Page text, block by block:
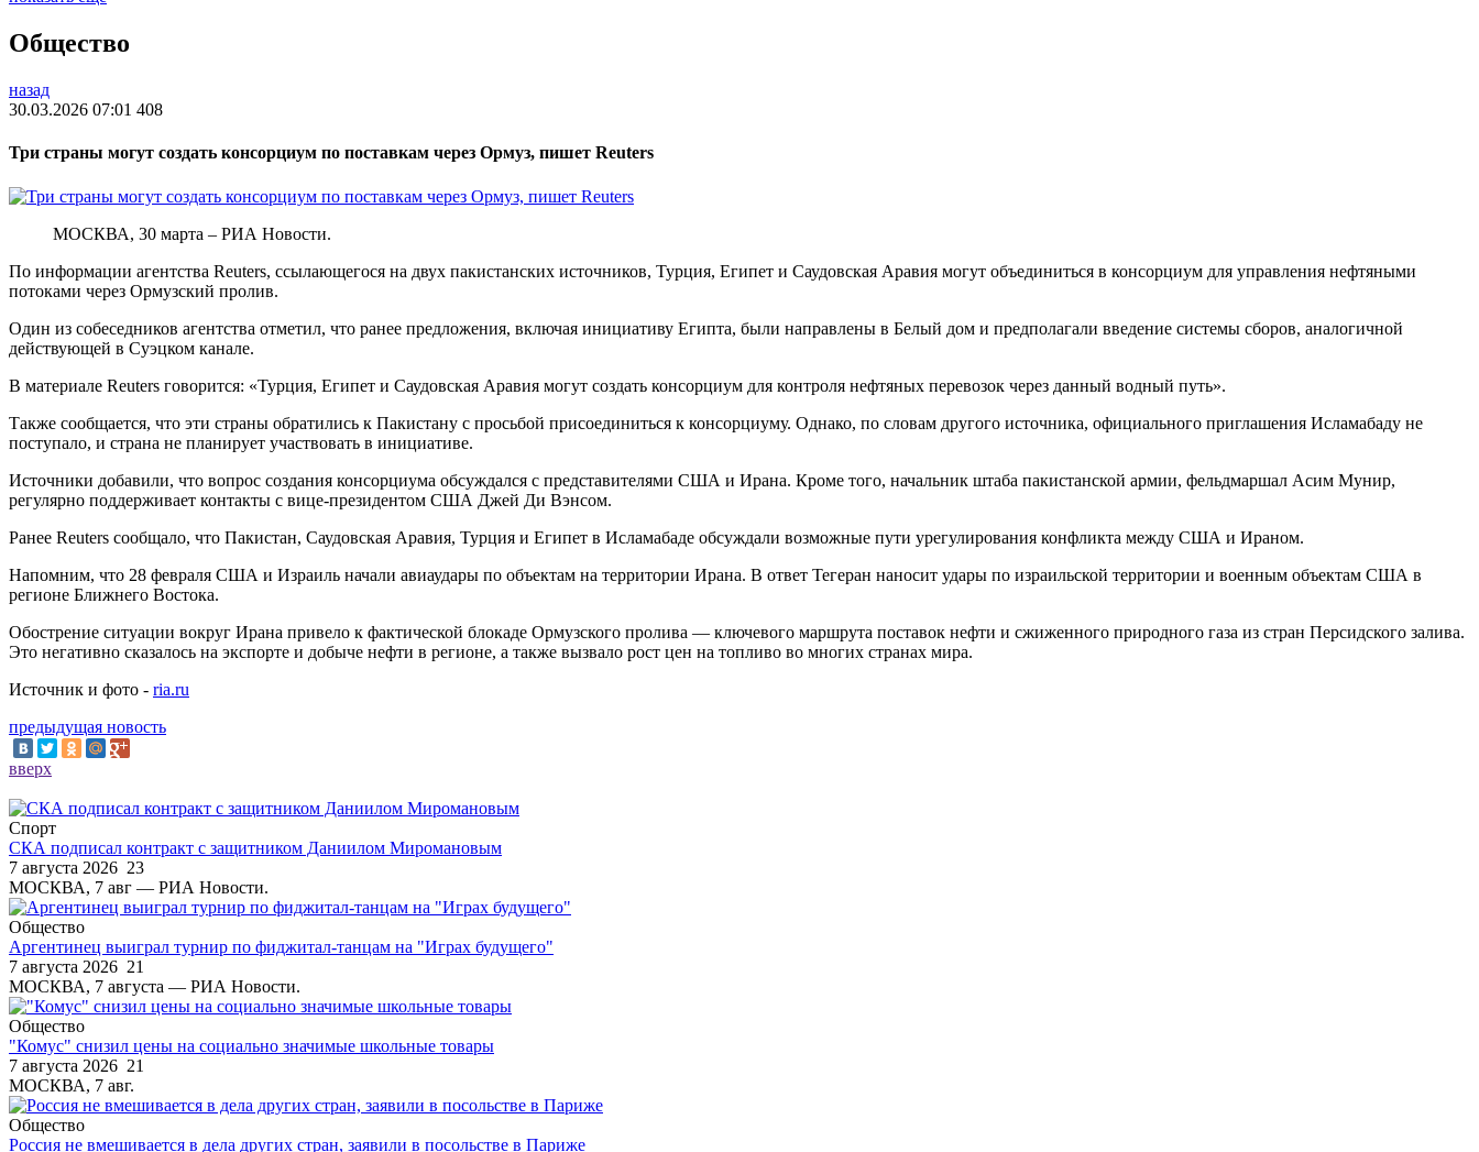
Общество
назад
30.03.2026 07:01 408
Три страны могут создать консорциум по поставкам через Ормуз, пишет Reuters
МОСКВА, 30 марта – РИА Новости.
По информации агентства Reuters, ссылающегося на двух пакистанских источников, Турция, Египет и Саудовская Аравия могут объединиться в консорциум для управления нефтяными
потоками через Ормузский пролив.
Один из собеседников агентства отметил, что ранее предложения, включая инициативу Египта, были направлены в Белый дом и предполагали введение системы сборов, аналогичной
действующей в Суэцком канале.
В материале Reuters говорится: «Турция, Египет и Саудовская Аравия могут создать консорциум для контроля нефтяных перевозок через данный водный путь».
Также сообщается, что эти страны обратились к Пакистану с просьбой присоединиться к консорциуму. Однако, по словам другого источника, официального приглашения Исламабаду не
поступало, и страна не планирует участвовать в инициативе.
Источники добавили, что вопрос создания консорциума обсуждался с представителями США и Ирана. Кроме того, начальник штаба пакистанской армии, фельдмаршал Асим Мунир,
регулярно поддерживает контакты с вице-президентом США Джей Ди Вэнсом.
Ранее Reuters сообщало, что Пакистан, Саудовская Аравия, Турция и Египет в Исламабаде обсуждали возможные пути урегулирования конфликта между США и Ираном.
Напомним, что 28 февраля США и Израиль начали авиаудары по объектам на территории Ирана. В ответ Тегеран наносит удары по израильской территории и военным объектам США в
регионе Ближнего Востока.
Обострение ситуации вокруг Ирана привело к фактической блокаде Ормузского пролива — ключевого маршрута поставок нефти и сжиженного природного газа из стран Персидского залива.
Это негативно сказалось на экспорте и добыче нефти в регионе, а также вызвало рост цен на топливо во многих странах мира.
Источник и фото - ria.ru
предыдущая новость
вверх
Спорт
СКА подписал контракт с защитником Даниилом Миромановым
7 августа 2026 23
МОСКВА, 7 авг — РИА Новости.
Общество
Аргентинец выиграл турнир по фиджитал-танцам на "Играх будущего"
7 августа 2026 21
МОСКВА, 7 августа — РИА Новости.
Общество
"Комус" снизил цены на социально значимые школьные товары
7 августа 2026 21
МОСКВА, 7 авг.
Общество
Россия не вмешивается в дела других стран, заявили в посольстве в Париже